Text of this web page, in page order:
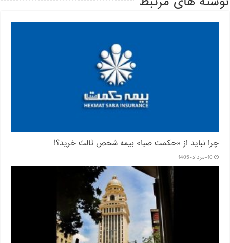
چرا نباید از «حکمت صبا» بیمه شخص ثالث خرید؟!
10-مرداد-1405